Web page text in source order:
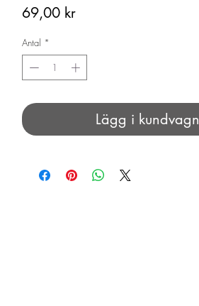
69,00 krPris
Antal *
Lägg i kundvagn